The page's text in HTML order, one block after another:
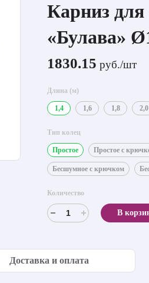
Карниз
«Булава»
1830.15 руб./шт
Длина (м)
1,4 1,6 1,8 2,0
Тип колец
Простое Простое с
Бесшумное с крючком
Количество
В
Доставка и оплата